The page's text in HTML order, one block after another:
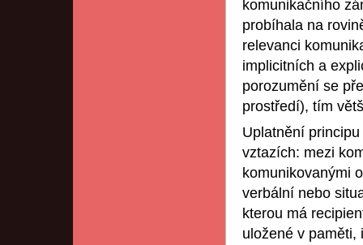
komunikačního
probíhala na
relevanci
implicitních a
porozumění se
prostředí), tím
Uplatnění
vztazích: mezi
komunikovanými
verbální nebo
kterou má
uložené v paměti,